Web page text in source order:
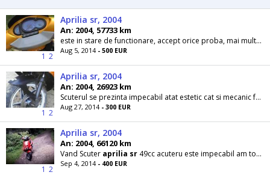
1 2
Aprilia sr, 2004
An: 2004, 57733 km
este in stare de functionare, accept orice proba, mai multe detalii la telefon. pret negociail.
Aug 5, 2014 - 500 EUR
1 2
Aprilia sr, 2004
An: 2004, 26923 km
Scuterul se prezinta impecabil atat estetic cat si mecanic fara defecte ascunse nu accept schimburi mai multe detalii la tel accept orice test
Aug 27, 2014 - 300 EUR
1 2
Aprilia sr, 2004
An: 2004, 66120 km
Vand Scuter aprilia sr 49cc acuteru este impecabil am toate actele necesare . . adus din italia
Sep 4, 2014 - 400 EUR